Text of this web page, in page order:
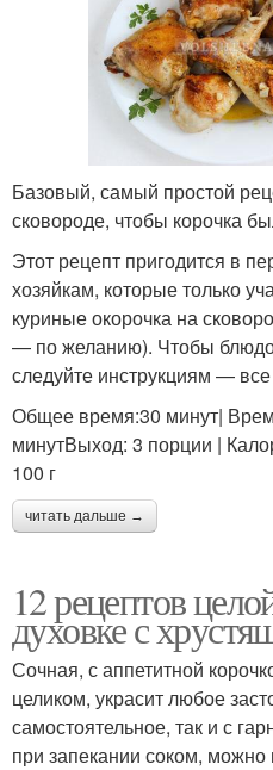
Базовый, самый простой
сковороде, чтобы корочка
Этот рецепт пригодится в
хозяйкам, которые только
куриные окорочка на
— по желанию). Чтобы блюдо
следуйте инструкциям —
Общее время:30 минут|
минутВыход: 3 порции |
100 г
читать дальше →
12 рецептов
духовке с
Сочная, с аппетитной
целиком, украсит любое
самостоятельное, так и с
при запекании соком, можно